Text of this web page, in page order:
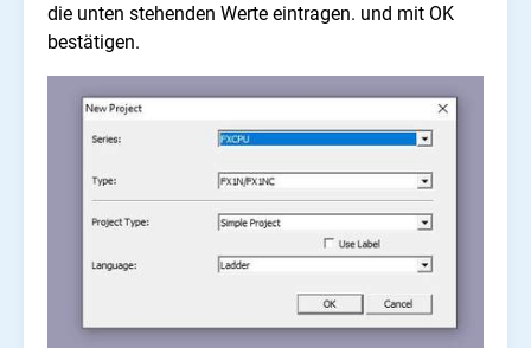
die unten stehenden Werte eintragen. und mit OK
bestätigen.